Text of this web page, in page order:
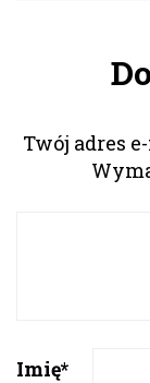
Twój adres
Imię*